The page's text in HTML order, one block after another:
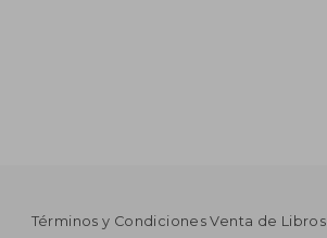
Términos y Condiciones Venta de Libros